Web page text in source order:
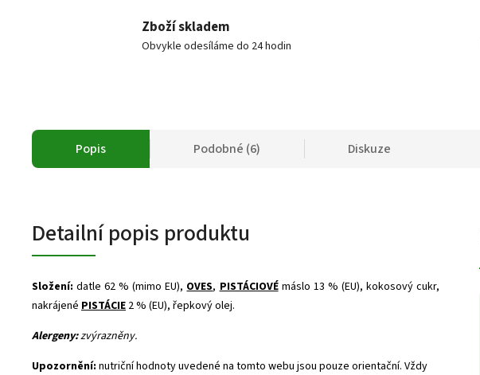
Zboží skladem
Obvykle odesíláme do 24 hodin
Popis Podobné (6) Diskuze
Detailní popis produktu
Složení:datle 62 % (mimo EU), OVES, PISTÁCIOVÉmáslo 13 % (EU), kokosový cukr,
nakrájené PISTÁCIE 2 % (EU), řepkový olej.
Alergeny:zvýrazněny.
Upozornění: nutriční hodnoty uvedené na tomto webu jsou pouze orientační. Vždy